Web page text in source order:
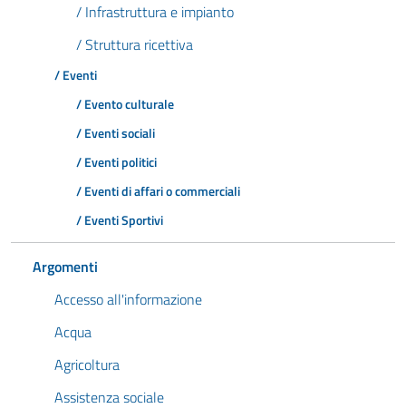
/ Infrastruttura e impianto
/ Struttura ricettiva
/ Eventi
/ Evento culturale
/ Eventi sociali
/ Eventi politici
/ Eventi di affari o commerciali
/ Eventi Sportivi
Argomenti
Accesso all'informazione
Acqua
Agricoltura
Assistenza sociale